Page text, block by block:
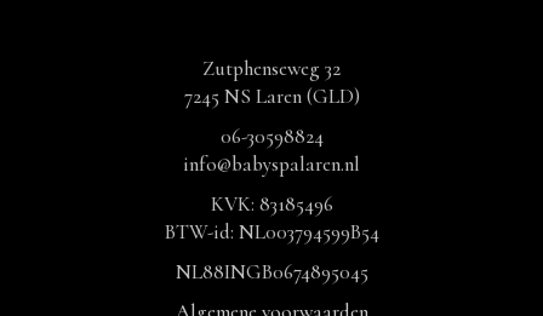
Zutphenseweg 32
7245 NS Laren (GLD)
06-30598824
info@babyspalaren.nl
KVK: 83185496
BTW-id: NL003794599B54
NL88INGB0674895045